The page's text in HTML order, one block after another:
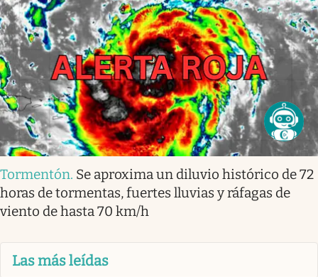
Tormentón. Se aproxima un diluvio histórico de 72
horas de tormentas, fuertes lluvias y ráfagas de
viento de hasta 70 km/h
Las más leídas